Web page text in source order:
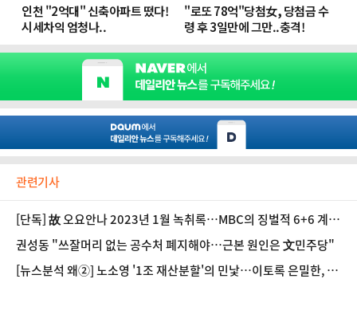
관련기사
[단독] 故 오요안나 2023년 1월 녹취록…MBC의 징벌적 6+6 계약
조치 '충격'
권성동 "쓰잘머리 없는 공수처 폐지해야…근본 원인은 文민주당"
[뉴스분석 왜②] 노소영 '1조 재산분할'의 민낯…이토록 은밀한, 그